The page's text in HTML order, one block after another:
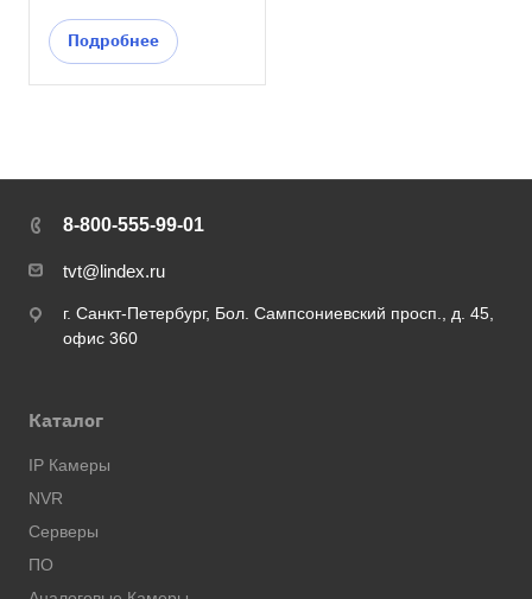
Подробнее
8-800-555-99-01
tvt@lindex.ru
г. Санкт-Петербург, Бол. Сампсониевский просп., д. 45,
офис 360
Каталог
IP Камеры
NVR
Серверы
ПО